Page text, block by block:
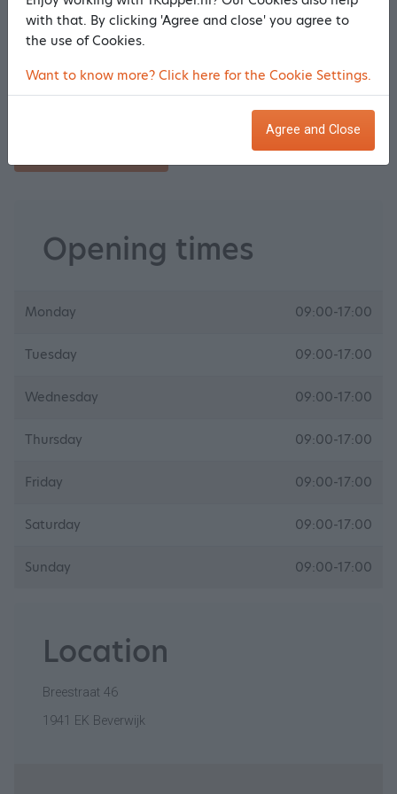
Highlights v.a. € 50,00 Select
Styling
Watergolf € 35,00 Select
Opening times
Monday 09:00-17:00
Tuesday 09:00-17:00
Wednesday 09:00-17:00
Thursday 09:00-17:00
Friday 09:00-17:00
Saturday 09:00-17:00
Sunday 09:00-17:00
Location
Breestraat 46
1941 EK Beverwijk
with that. By clicking 'Agree and close' you agree to
the use of Cookies.
Want to know more? Click here for the Cookie Settings.
Agree and Close